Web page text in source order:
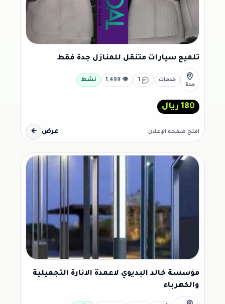
تلميع سيارات متنقل للمنازل جدة فقط
جدة
خدمات 1
👁 1,499 نشط
180 ريال
افتح صفحة الإعلان عرض ←
مؤسسة خالد البديوي لاعمدة الانارة التجميلية
والكهرباء